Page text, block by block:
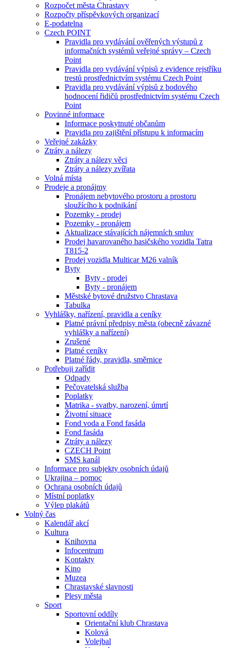
Rozpočet města Chrastavy
Rozpočty příspěvkových organizací
E-podatelna
Czech POINT
Pravidla pro vydávání ověřených výstupů z
informačních systémů veřejné správy – Czech
Point
Pravidla pro vydávání výpisů z evidence rejstříku
trestů prostřednictvím systému Czech Point
Pravidla pro vydávání výpisů z bodového
hodnocení řidičů prostřednictvím systému Czech
Point
Povinné informace
Informace poskytnuté občanům
Pravidla pro zajištění přístupu k informacím
Veřejné zakázky
Ztráty a nálezy
Ztráty a nálezy věci
Ztráty a nálezy zvířata
Volná místa
Prodeje a pronájmy
Pronájem nebytového prostoru a prostoru
sloužícího k podnikání
Pozemky - prodej
Pozemky - pronájem
Aktualizace stávajících nájemních smluv
Prodej havarovaného hasičského vozidla Tatra
T815-2
Prodej vozidla Multicar M26 valník
Byty
Byty - prodej
Byty - pronájem
Městské bytové družstvo Chrastava
Tabulka
Vyhlášky, nařízení, pravidla a ceníky
Platné právní předpisy města (obecně závazné
vyhlášky a nařízení)
Zrušené
Platné ceníky
Platné řády, pravidla, směrnice
Potřebuji zařídit
Odpady
Pečovatelská služba
Poplatky
Matrika - svatby, narození, úmrtí
Životní situace
Fond voda a Fond fasáda
Fond fasáda
Ztráty a nálezy
CZECH Point
SMS kanál
Informace pro subjekty osobních údajů
Ukrajina – pomoc
Ochrana osobních údajů
Místní poplatky
Výlep plakátů
Volný čas
Kalendář akcí
Kultura
Knihovna
Infocentrum
Kontakty
Kino
Muzea
Chrastavské slavnosti
Plesy města
Sport
Sportovní oddíly
Orientační klub Chrastava
Kolová
Volejbal